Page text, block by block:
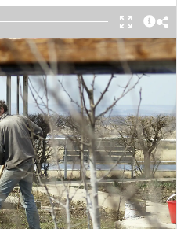
сильно навредить
те еще остались на
посадки к понижению
агроном Петр